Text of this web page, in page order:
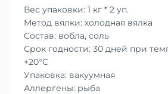
Вес упаковки: 1 кг * 2 уп.
Метод вялки: холодная вялка
Состав: вобла, соль
Срок годности: 30 дней при
+20°C
Упаковка: вакуумная
Аллергены: рыба